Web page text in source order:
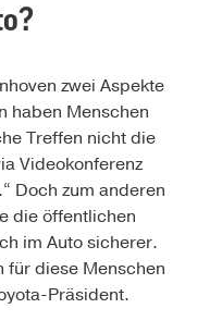
zwei Aspekte
haben Menschen
Treffen nicht die
Videokonferenz
Doch zum anderen
die öffentlichen
im Auto sicherer.
für diese Menschen
Präsident.